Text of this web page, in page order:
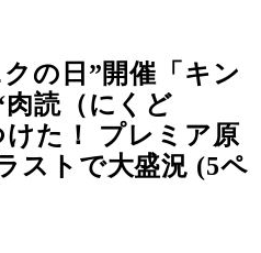
クの日”開催「キン
読（にくど
けた！ プレミア原
ストで大盛況 (5ペ